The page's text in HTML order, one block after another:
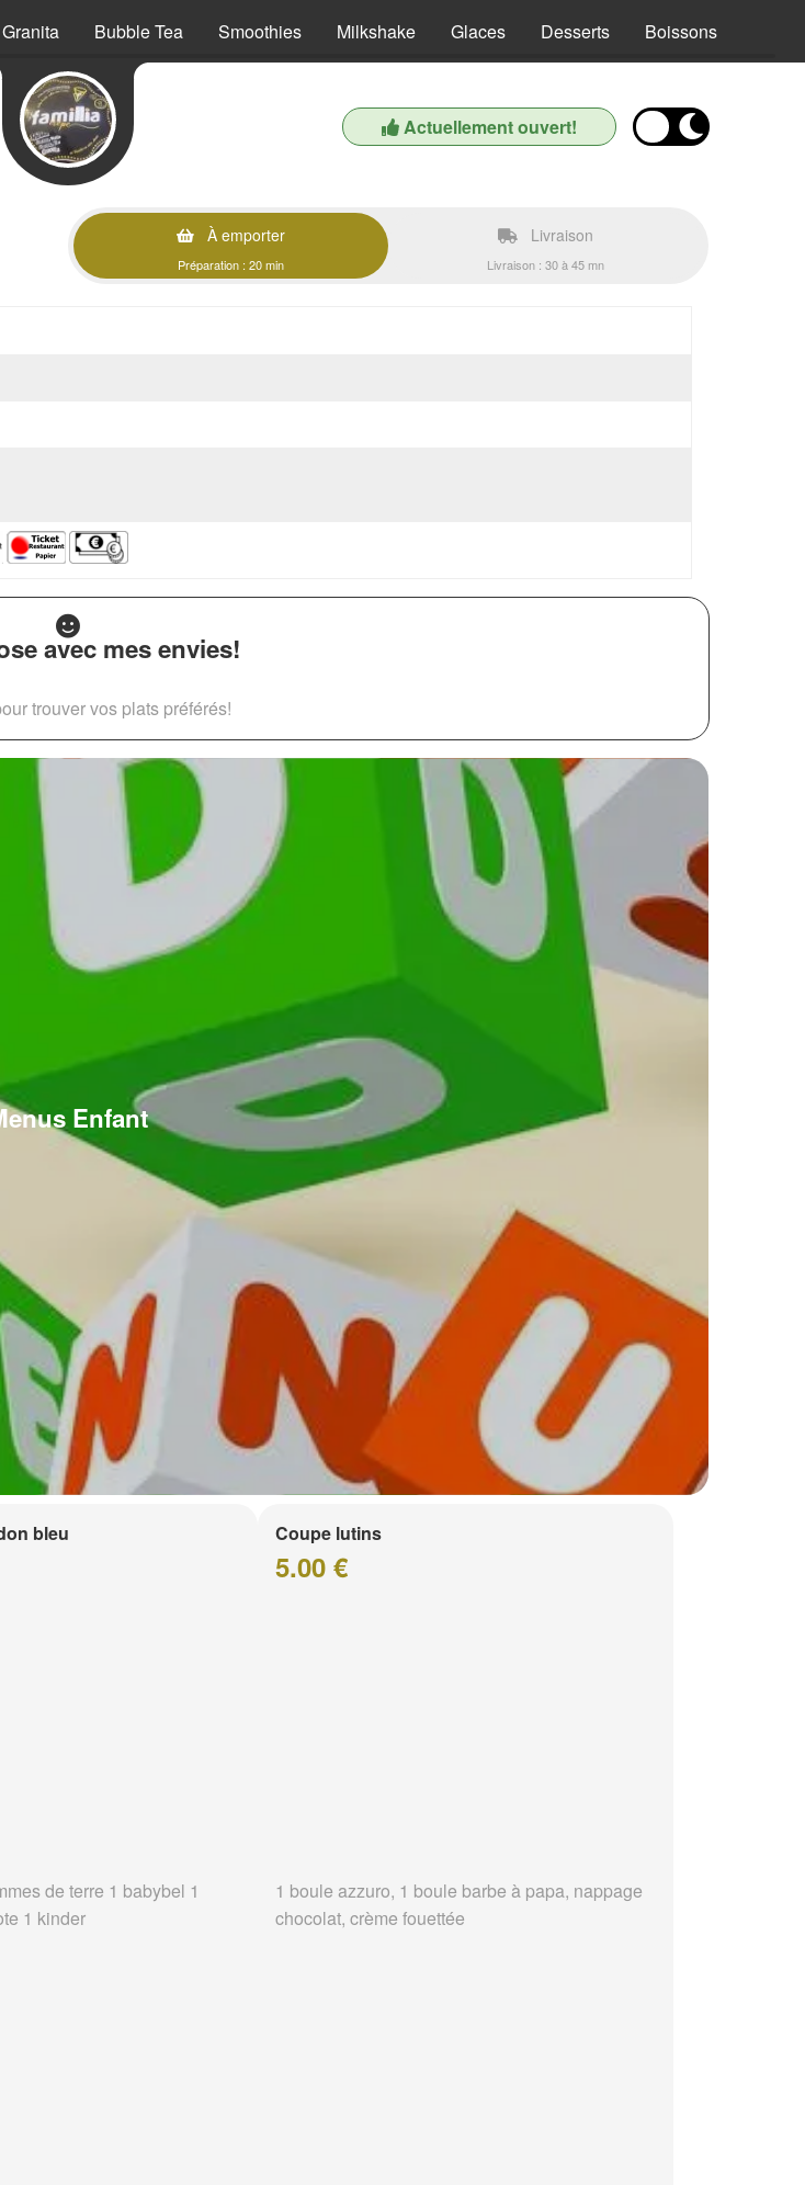
Granita Bubble Tea Smoothies Milkshake Glaces Desserts Boissons
Actuellement ouvert!
À emporter
Préparation : 20 min
Livraison
Livraison : 30 à 45 mn
avec mes envies!
trouver vos plats préférés!
Enfant
bleu
de terre 1 babybel 1
1 kinder
Coupe lutins
5.00 €
1 boule azzuro, 1 boule barbe à papa, nappage
chocolat, crème fouettée